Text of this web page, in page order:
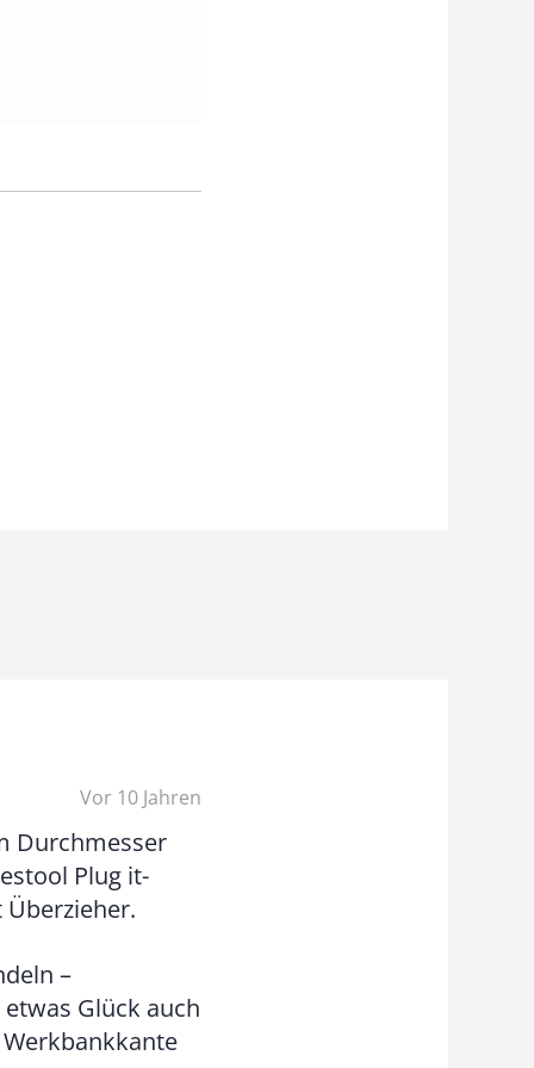
Vor 10 Jahren
Durchmesser
Plug it-
–
Glück auch